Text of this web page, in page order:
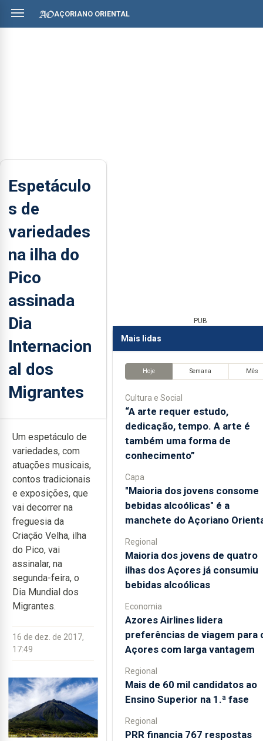
AÇORIANO ORIENTAL
Espetáculo
s de
variedades
na ilha do
Pico
assinada
Dia
Internacion
al dos
Migrantes
Um espetáculo de
variedades, com
atuações musicais,
contos tradicionais
e exposições, que
vai decorrer na
freguesia da
Criação Velha, ilha
do Pico, vai
assinalar, na
segunda-feira, o
Dia Mundial dos
Migrantes.
16 de dez. de 2017,
17:49
PUB
Mais lidas
Hoje Semana Mês
Cultura e Social
“A arte requer estudo,
dedicação, tempo. A arte é
também uma forma de
conhecimento”
Capa
"Maioria dos jovens consome
bebidas alcoólicas" é a
manchete do Açoriano
Regional
Maioria dos jovens de quatro
ilhas dos Açores já consumiu
bebidas alcoólicas
Economia
Azores Airlines lidera
preferências de viagem para
Açores com larga vantagem
Regional
Mais de 60 mil candidatos ao
Ensino Superior na 1.ª fase
Regional
PRR financia 767 respostas